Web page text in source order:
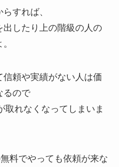
すれば、
したり上の階級の人の
頼や実績がない人は価
るので
取れなくなってしまいま
料でやっても依頼が来な